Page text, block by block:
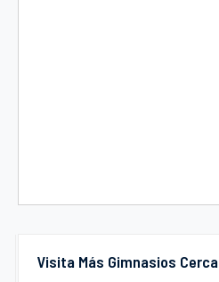
Visita Más Gimnasios Cerca